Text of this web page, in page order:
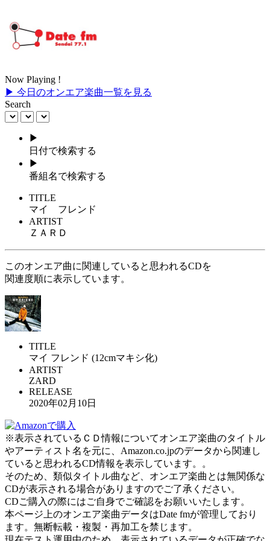
Now Playing !
▶ 今日のオンエア楽曲一覧を見る
Search
▶
日付で検索する
▶
番組名で検索する
TITLE
マイ フレンド
ARTIST
ＺＡＲＤ
このオンエア曲に関連していると思われるCDを
関連度順に表示しています。
TITLE
マイ フレンド (12cmマキシ化)
ARTIST
ZARD
RELEASE
2020年02月10日
※表示されているＣＤ情報についてオンエア楽曲のタイトル
やアーティスト名を元に、Amazon.co.jpのデータから関連し
ていると思われるCD情報を表示しています。。
そのため、類似タイトル曲など、オンエア楽曲とは無関係な
CDが表示される場合がありますのでご了承ください。
CDご購入の際にはご自身でご確認をお願いいたします。
本ページ上のオンエア楽曲データはDate fmが管理しており
ます。無断転載・複製・再加工を禁じます。